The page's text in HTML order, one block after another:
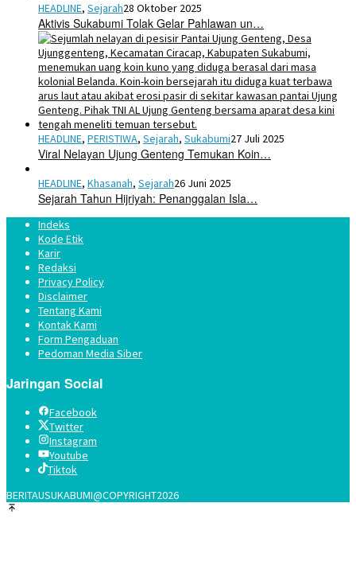
HEADLINE, Sejarah28 Oktober 2025
Aktivis Sukabumi Tolak Gelar Pahlawan un…
HEADLINE, PERISTIWA, Sejarah, Sukabumi27 Juli 2025
Viral Nelayan Ujung Genteng Temukan Koin…
HEADLINE, Khasanah, Sejarah26 Juni 2025
Sejarah Tahun Hijriyah: Penanggalan Isla…
Indeks
Kode Etik
Karir
Redaksi
Privacy Policy
Disclaimer
Tentang Kami
Kontak Kami
Form Pengaduan
Pedoman Media Siber
Jaringan Social
Facebook
Twitter
Instagram
Youtube
Tiktok
BERITAUSUKABUMI@COPYRIGHT2026